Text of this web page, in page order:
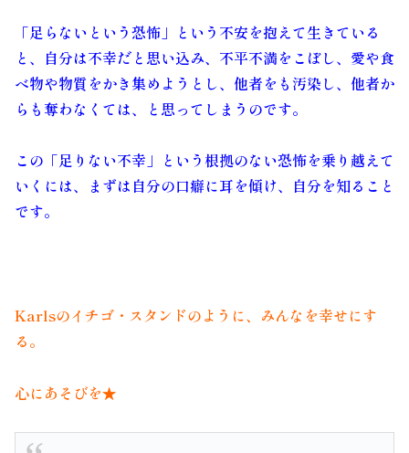
「足らないという恐怖」という不安を抱えて生きている
と、自分は不幸だと思い込み、不平不満をこぼし、愛や食
べ物や物質をかき集めようとし、他者をも汚染し、他者か
らも奪わなくては、と思ってしまうのです。
この「足りない不幸」という根拠のない恐怖を乗り越えて
いくには、まずは自分の口癖に耳を傾け、自分を知ること
です。
Karlsのイチゴ・スタンドのように、みんなを幸せにす
る。
心にあそびを★